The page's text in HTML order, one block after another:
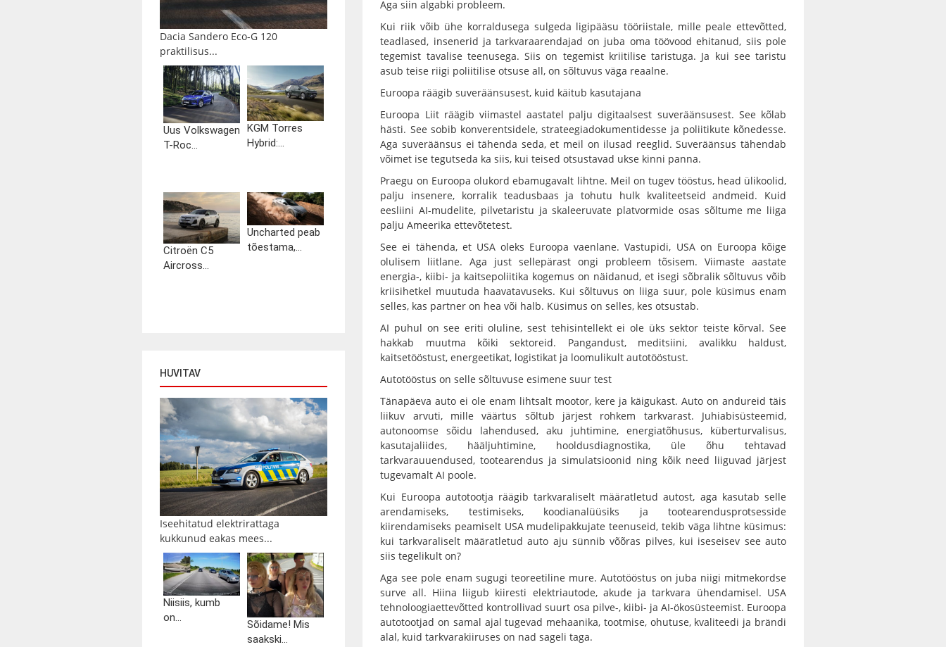
Dacia Sandero Eco-G 120
praktilisus...
Uus Volkswagen
T-Roc...
KGM Torres
Hybrid:...
Citroën C5
Aircross...
Uncharted peab
tõestama,...
HUVITAV
Iseehitatud elektrirattaga
kukkunud eakas mees...
Niisiis, kumb
on...
Sõidame! Mis
saakski...
Aga siin algabki probleem.
Kui riik võib ühe korraldusega sulgeda ligipääsu tööriistale, mille peale ettevõtted,
teadlased, insenerid ja tarkvaraarendajad on juba oma töövood ehitanud, siis pole
tegemist tavalise teenusega. Siis on tegemist kriitilise taristuga. Ja kui see taristu
asub teise riigi poliitilise otsuse all, on sõltuvus väga reaalne.
Euroopa räägib suveräänsusest, kuid käitub kasutajana
Euroopa Liit räägib viimastel aastatel palju digitaalsest suveräänsusest. See kõlab
hästi. See sobib konverentsidele, strateegiadokumentidesse ja poliitikute kõnedesse.
Aga suveräänsus ei tähenda seda, et meil on ilusad reeglid. Suveräänsus tähendab
võimet ise tegutseda ka siis, kui teised otsustavad ukse kinni panna.
Praegu on Euroopa olukord ebamugavalt lihtne. Meil on tugev tööstus, head ülikoolid,
palju insenere, korralik teadusbaas ja tohutu hulk kvaliteetseid andmeid. Kuid
eesliini AI-mudelite, pilvetaristu ja skaleeruvate platvormide osas sõltume me liiga
palju Ameerika ettevõtetest.
See ei tähenda, et USA oleks Euroopa vaenlane. Vastupidi, USA on Euroopa kõige
olulisem liitlane. Aga just sellepärast ongi probleem tõsisem. Viimaste aastate
energia-, kiibi- ja kaitsepoliitika kogemus on näidanud, et isegi sõbralik sõltuvus võib
kriisihetkel muutuda haavatavuseks. Kui sõltuvus on liiga suur, pole küsimus enam
selles, kas partner on hea või halb. Küsimus on selles, kes otsustab.
AI puhul on see eriti oluline, sest tehisintellekt ei ole üks sektor teiste kõrval. See
hakkab muutma kõiki sektoreid. Pangandust, meditsiini, avalikku haldust,
kaitsetööstust, energeetikat, logistikat ja loomulikult autotööstust.
Autotööstus on selle sõltuvuse esimene suur test
Tänapäeva auto ei ole enam lihtsalt mootor, kere ja käigukast. Auto on andureid täis
liikuv arvuti, mille väärtus sõltub järjest rohkem tarkvarast. Juhiabisüsteemid,
autonoomse sõidu lahendused, aku juhtimine, energiatõhusus, küberturvalisus,
kasutajaliides, hääljuhtimine, hooldusdiagnostika, üle õhu tehtavad
tarkvarauuendused, tootearendus ja simulatsioonid ning kõik need liiguvad järjest
tugevamalt AI poole.
Kui Euroopa autotootja räägib tarkvaraliselt määratletud autost, aga kasutab selle
arendamiseks, testimiseks, koodianalüüsiks ja tootearendusprotsesside
kiirendamiseks peamiselt USA mudelipakkujate teenuseid, tekib väga lihtne küsimus:
kui tarkvaraliselt määratletud auto aju sünnib võõras pilves, kui iseseisev see auto
siis tegelikult on?
Aga see pole enam sugugi teoreetiline mure. Autotööstus on juba niigi mitmekordse
surve all. Hiina liigub kiiresti elektriautode, akude ja tarkvara ühendamisel. USA
tehnoloogiaettevõtted kontrollivad suurt osa pilve-, kiibi- ja AI-ökosüsteemist. Euroopa
autotootjad on samal ajal tugevad mehaanika, tootmise, ohutuse, kvaliteedi ja brändi
alal, kuid tarkvarakiiruses on nad sageli taga.